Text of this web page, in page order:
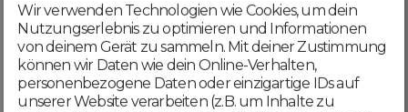
Mit deiner Registrierung bestätigst du,
dass du dieAGBund
Datenschutzerklärung akzeptierst
Weiter
Wir verwenden Technologien wie Cookies, um dein
Nutzungserlebnis zu optimieren und Informationen
von deinem Gerät zu sammeln. Mit deiner Zustimmung
können wir Daten wie dein Online-Verhalten,
personenbezogene Daten oder einzigartige IDs auf
unserer Website verarbeiten (z.B. um Inhalte zu